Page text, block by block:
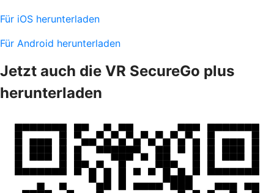
Für iOS herunterladen
Für Android herunterladen
Jetzt auch die VR SecureGo plus
herunterladen